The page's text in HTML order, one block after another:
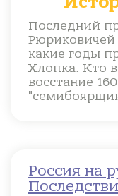
Последний
Рюриковичей
какие годы
Хлопка. Кто
восстание
Россия на